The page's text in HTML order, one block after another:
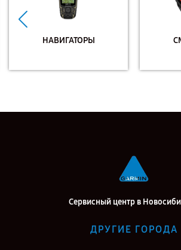
НАВИГАТОРЫ
Сервисный центр в
ДРУГИЕ ГОРОДА